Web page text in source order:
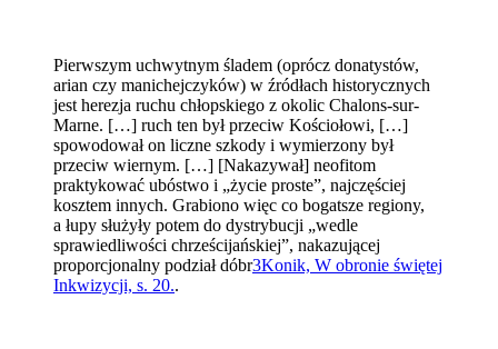
Pierwszym uchwytnym śladem (oprócz donatystów,
arian czy manichejczyków) w źródłach historycznych
jest herezja ruchu chłopskiego z okolic Chalons-sur-
Marne. […] ruch ten był przeciw Kościołowi, […]
spowodował on liczne szkody i wymierzony był
przeciw wiernym. […] [Nakazywał] neofitom
praktykować ubóstwo i „życie proste”, najczęściej
kosztem innych. Grabiono więc co bogatsze regiony,
a łupy służyły potem do dystrybucji „wedle
sprawiedliwości chrześcijańskiej”, nakazującej
proporcjonalny podział dóbr3Konik, W obronie świętej
Inkwizycji, s. 20..